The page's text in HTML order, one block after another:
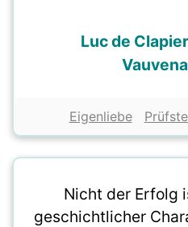
Luc de
Eigenliebe
Nicht der Erfolg
geschichtlicher